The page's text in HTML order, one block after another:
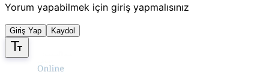
Yorum yapabilmek için giriş yapmalısınız
Giriş Yap Kaydol